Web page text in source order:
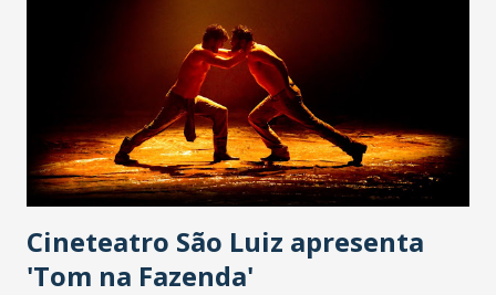
Cineteatro São Luiz apresenta
'Tom na Fazenda'